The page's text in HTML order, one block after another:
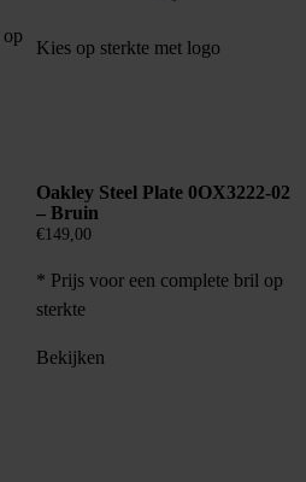
Kies op sterkte met logo
Oakley Steel Plate 0OX3222-02
– Bruin
€149,00
* Prijs voor een complete bril op
sterkte
Bekijken